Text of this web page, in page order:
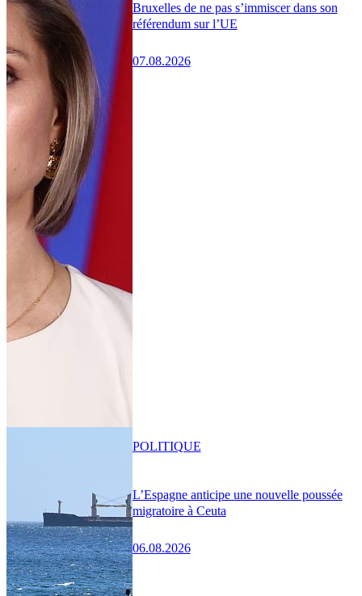
Bruxelles de ne pas s’immiscer dans son
référendum sur l’UE
07.08.2026
L’Espagne anticipe une nouvelle poussée
migratoire à Ceuta
06.08.2026
POLITIQUE